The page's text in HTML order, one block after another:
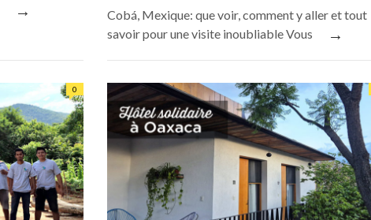
→
Cobá, Mexique: que voir, comment y aller et tout
savoir pour une visite inoubliable Vous
→
0